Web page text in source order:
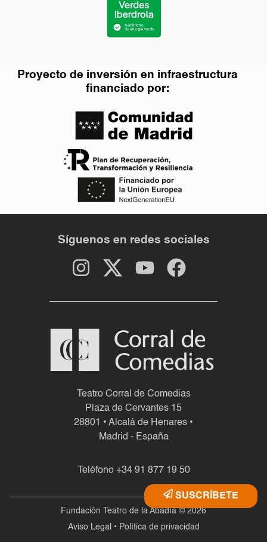
Proyecto de inversión en infraestructura
financiado por:
Síguenos en redes sociales
Teatro Corral de Comedias
Plaza de Cervantes 15
28801 • Alcalá de Henares •
Madrid - España
Teléfono +34 91 877 19 50
Fundación Teatro de la Abadía © 2026
Aviso Legal
• Política de privacidad
SUSCRÍBETE